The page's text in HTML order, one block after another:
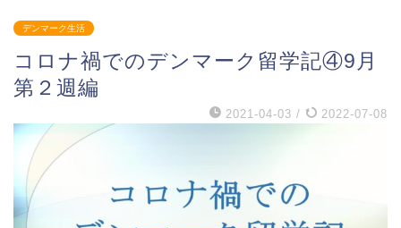
デンマーク生活
コロナ禍でのデンマーク留学記④9月
第２週編
2021-04-03 / 2022-07-08